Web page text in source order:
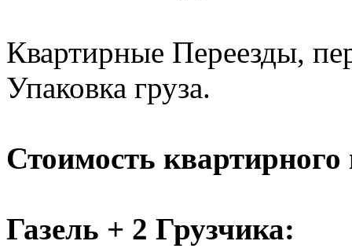
Квартирные Переезды,
Упаковка груза.
Стоимость квартирного
Газель + 2 Грузчика: